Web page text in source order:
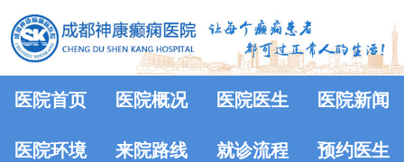
医院首页 医院概况 医院医生 医院新闻
医院环境 来院路线 就诊流程 预约医生